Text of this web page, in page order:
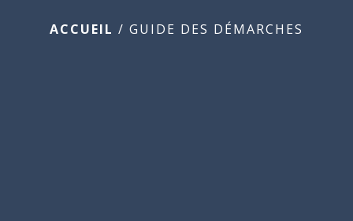
ACCUEIL / GUIDE DES DÉMARCHES